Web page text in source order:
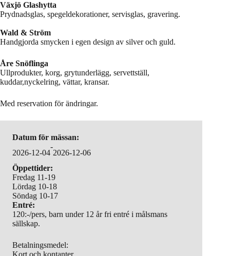
Växjö Glashytta
Prydnadsglas, spegeldekorationer, servisglas, gravering.
Wald & Ström
Handgjorda smycken i egen design av silver och guld.
Åre Snöflinga
Ullprodukter, korg, grytunderlägg, servettställ,
kuddar,nyckelring, vättar, kransar.
Med reservation för ändringar.
Datum för mässan:
2026-12-04
-
2026-12-06
Öppettider:
Fredag 11-19
Lördag 10-18
Söndag 10-17
Entré:
120:-/pers, barn under 12 år fri entré i målsmans
sällskap.
Betalningsmedel: